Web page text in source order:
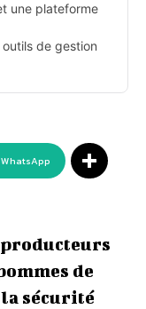
une plateforme
de gestion
WhatsApp
de
sécurité